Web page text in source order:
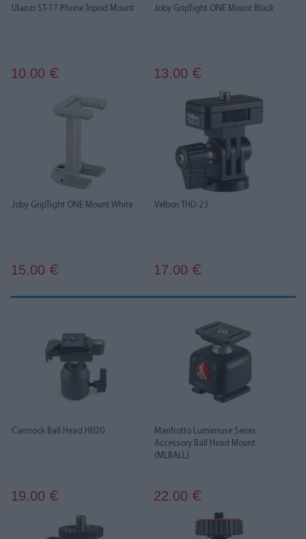
Ulanzi ST-17 Phone Tripod Mount
10.00 €
Joby GripTight ONE Mount Black
13.00 €
Joby GripTight ONE Mount White
15.00 €
Velbon THD-23
17.00 €
Camrock Ball Head H020
19.00 €
Manfrotto Lumimuse Series
Accessory Ball Head Mount
(MLBALL)
22.00 €